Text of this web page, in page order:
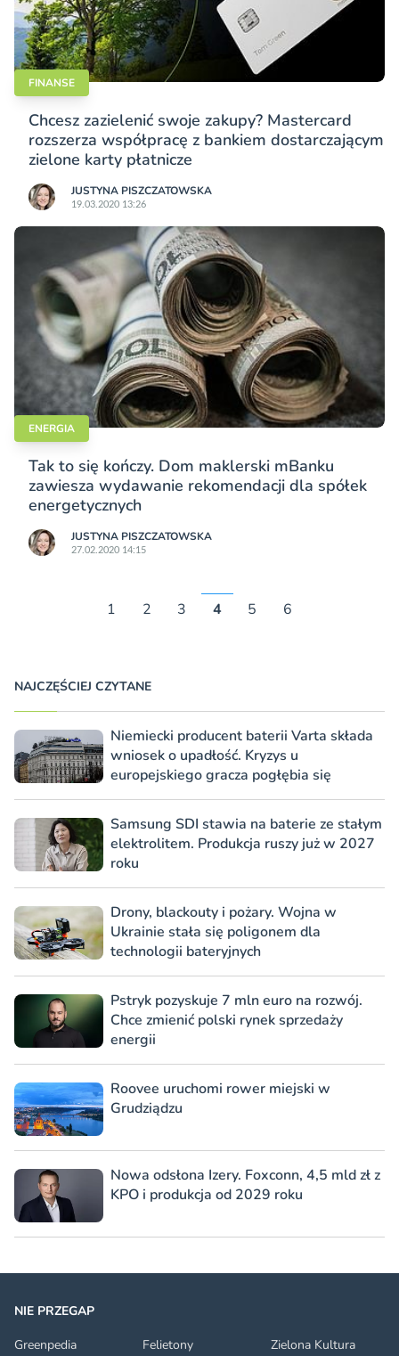
FINANSE
Chcesz zazielenić swoje zakupy? Mastercard
rozszerza współpracę z bankiem dostarczającym
zielone karty płatnicze
JUSTYNA PISZCZATOWSKA
19.03.2020 13:26
ENERGIA
Tak to się kończy. Dom maklerski mBanku
zawiesza wydawanie rekomendacji dla spółek
energetycznych
JUSTYNA PISZCZATOWSKA
27.02.2020 14:15
1 2 3 4 5 6
NAJCZĘŚCIEJ CZYTANE
Niemiecki producent baterii Varta składa
wniosek o upadłość. Kryzys u
europejskiego gracza pogłębia się
Samsung SDI stawia na baterie ze stałym
elektrolitem. Produkcja ruszy już w 2027
roku
Drony, blackouty i pożary. Wojna w
Ukrainie stała się poligonem dla
technologii bateryjnych
Pstryk pozyskuje 7 mln euro na rozwój.
Chce zmienić polski rynek sprzedaży
energii
Roovee uruchomi rower miejski w
Grudziądzu
Nowa odsłona Izery. Foxconn, 4,5 mld zł z
KPO i produkcja od 2029 roku
NIE PRZEGAP
Greenpedia
Felietony Zielona Kultura